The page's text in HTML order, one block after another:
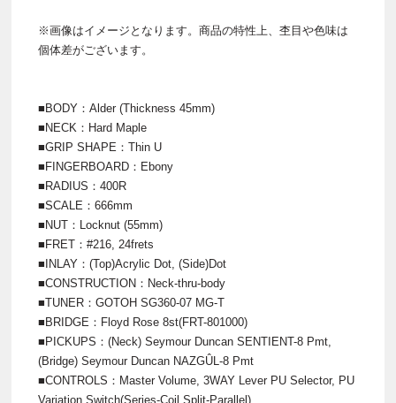
※画像はイメージとなります。商品の特性上、杢目や色味は
個体差がございます。
■BODY：Alder (Thickness 45mm)
■NECK：Hard Maple
■GRIP SHAPE：Thin U
■FINGERBOARD：Ebony
■RADIUS：400R
■SCALE：666mm
■NUT：Locknut (55mm)
■FRET：#216, 24frets
■INLAY：(Top)Acrylic Dot, (Side)Dot
■CONSTRUCTION：Neck-thru-body
■TUNER：GOTOH SG360-07 MG-T
■BRIDGE：Floyd Rose 8st(FRT-801000)
■PICKUPS：(Neck) Seymour Duncan SENTIENT-8 Pmt,
(Bridge) Seymour Duncan NAZGÛL-8 Pmt
■CONTROLS：Master Volume, 3WAY Lever PU Selector, PU
Variation Switch(Series-Coil Split-Parallel)